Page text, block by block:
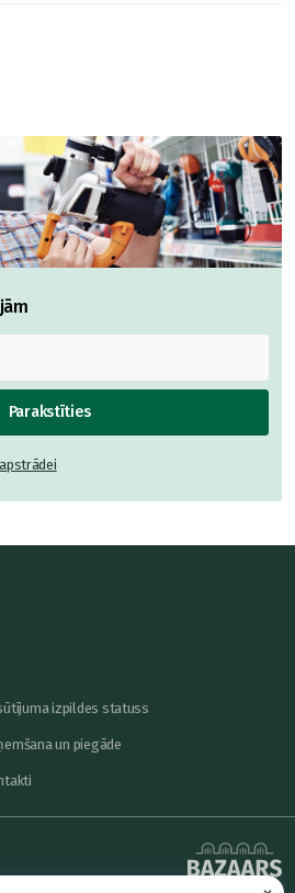
Parakstīties
izpildes statuss
un piegāde